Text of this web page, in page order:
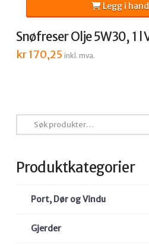
Snøfreser Olje 5W30, 1 l
kr170,25 inkl. mva.
Legg i
etter:
Produktkategorier
Port, Dør og Vindu
Gjerder